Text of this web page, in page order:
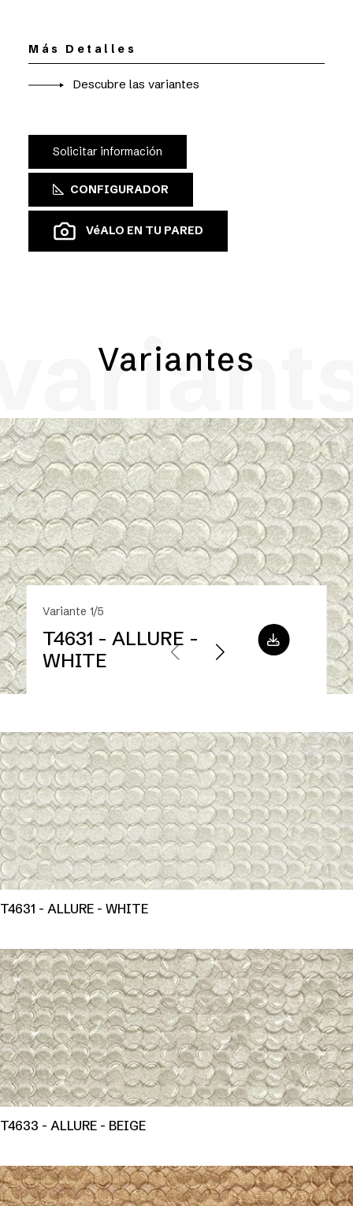
Más Detalles
Descubre las variantes
Solicitar información
CONFIGURADOR
VéALO EN TU PARED
Variantes
Variante 1/5
T4631 - ALLURE -
WHITE
T4631 - ALLURE - WHITE
T4633 - ALLURE - BEIGE